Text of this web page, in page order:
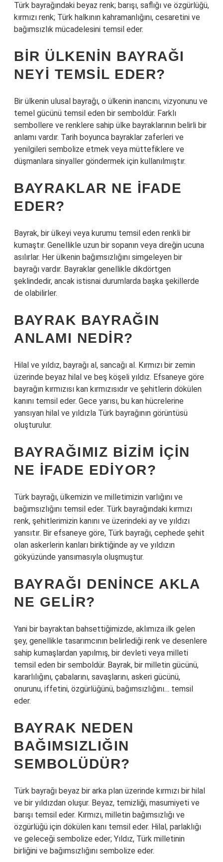
Türk bayrağındaki beyaz renk; barışı, saflığı ve özgürlüğü,
kırmızı renk; Türk halkının kahramanlığını, cesaretini ve
bağımsızlık mücadelesini temsil eder.
BIR ÜLKENIN BAYRAĞI
NEYI TEMSIL EDER?
Bir ülkenin ulusal bayrağı, o ülkenin inancını, vizyonunu ve
temel gücünü temsil eden bir semboldür. Farklı
sembollere ve renklere sahip ülke bayraklarının belirli bir
anlamı vardır. Tarih boyunca bayraklar zaferleri ve
yenilgileri sembolize etmek veya müttefiklere ve
düşmanlara sinyaller göndermek için kullanılmıştır.
BAYRAKLAR NE IFADE
EDER?
Bayrak, bir ülkeyi veya kurumu temsil eden renkli bir
kumaştır. Genellikle uzun bir sopanın veya direğin ucuna
asılırlar. Her ülkenin bağımsızlığını simgeleyen bir
bayrağı vardır. Bayraklar genellikle dikdörtgen
şeklindedir, ancak istisnai durumlarda başka şekillerde
de olabilirler.
BAYRAK BAYRAĞIN
ANLAMI NEDIR?
Hilal ve yıldız, bayrağı al, sancağı al. Kırmızı bir zemin
üzerinde beyaz hilal ve beş köşeli yıldız. Efsaneye göre
bayrağın kırmızısı kan kırmızısıdır ve şehitlerin dökülen
kanını temsil eder. Gece yarısı, bu kan hücrelerine
yansıyan hilal ve yıldızla Türk bayrağının görüntüsü
oluşturulur.
BAYRAĞIMIZ BIZIM IÇIN
NE IFADE EDIYOR?
Türk bayrağı, ülkemizin ve milletimizin varlığını ve
bağımsızlığını temsil eder. Türk bayrağındaki kırmızı
renk, şehitlerimizin kanını ve üzerindeki ay ve yıldızı
yansıtır. Bir efsaneye göre, Türk bayrağı, cephede şehit
olan askerlerin kanları biriktiğinde ay ve yıldızın
gökyüzünde yansımasıyla oluşmuştur.
BAYRAĞI DENINCE AKLA
NE GELIR?
Yani bir bayraktan bahsettiğimizde, aklımıza ilk gelen
şey, genellikle tasarımcının belirlediği renk ve desenlere
sahip kumaşlardan yapılmış, bir devleti veya milleti
temsil eden bir semboldür. Bayrak, bir milletin gücünü,
kararlılığını, çabalarını, savaşlarını, askeri gücünü,
onurunu, iffetini, özgürlüğünü, bağımsızlığını… temsil
eder.
BAYRAK NEDEN
BAĞIMSIZLIĞIN
SEMBOLÜDÜR?
Türk bayrağı beyaz bir arka plan üzerinde kırmızı bir hilal
ve bir yıldızdan oluşur. Beyaz, temizliği, masumiyeti ve
barışı temsil eder. Kırmızı, milletin bağımsızlığı ve
özgürlüğü için dökülen kanı temsil eder. Hilal, parlaklığı
ve geleceği sembolize eder; Yıldız, Türk milletinin
birliğini ve bağımsızlığını sembolize eder.